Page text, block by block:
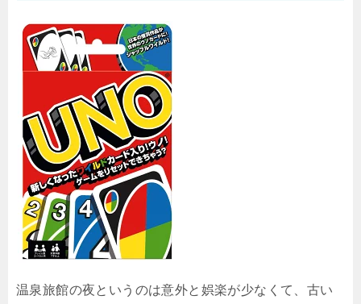
温泉旅館の夜というのは意外と娯楽が少なくて、古い